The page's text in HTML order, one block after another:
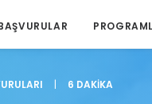
| 6 DAKIKA